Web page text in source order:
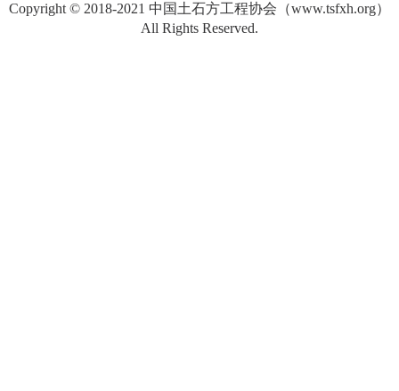
Copyright © 2018-2021 中国土石方工程协会（www.tsfxh.org）
All Rights Reserved.